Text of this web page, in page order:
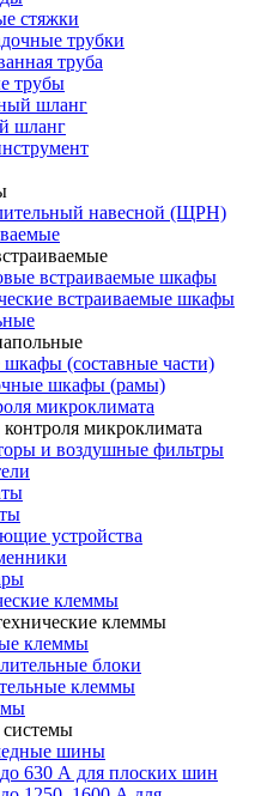
стяжки
трубки
труба
трубы
шланг
шланг
навесной (ЩРН)
встраиваемые шкафы
встраиваемые шкафы
(составные части)
шкафы (рамы)
микроклимата
микроклимата
и воздушные фильтры
устройства
клеммы
клеммы
клеммы
блоки
клеммы
шины
630 А для плоских шин